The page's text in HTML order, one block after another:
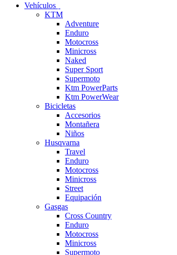
Vehículos
KTM
Adventure
Enduro
Motocross
Minicross
Naked
Super Sport
Supermoto
Ktm PowerParts
Ktm PowerWear
Bicicletas
Accesorios
Montañera
Niños
Husqvarna
Travel
Enduro
Motocross
Minicross
Street
Equipación
Gasgas
Cross Country
Enduro
Motocross
Minicross
Supermoto